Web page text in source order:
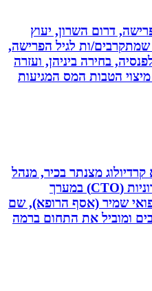
דרום השרון, יעוץ
ות לגיל הפרישה,
בחירה ביניהן, ועזרה
הטבות המס המגיעות
מצנתר בכיר, מנהל
תחום חסימות כליליות כרוניות (CTO) במערך
שמיר (אסף הרופא), שם
ומוביל את התחום ברמה